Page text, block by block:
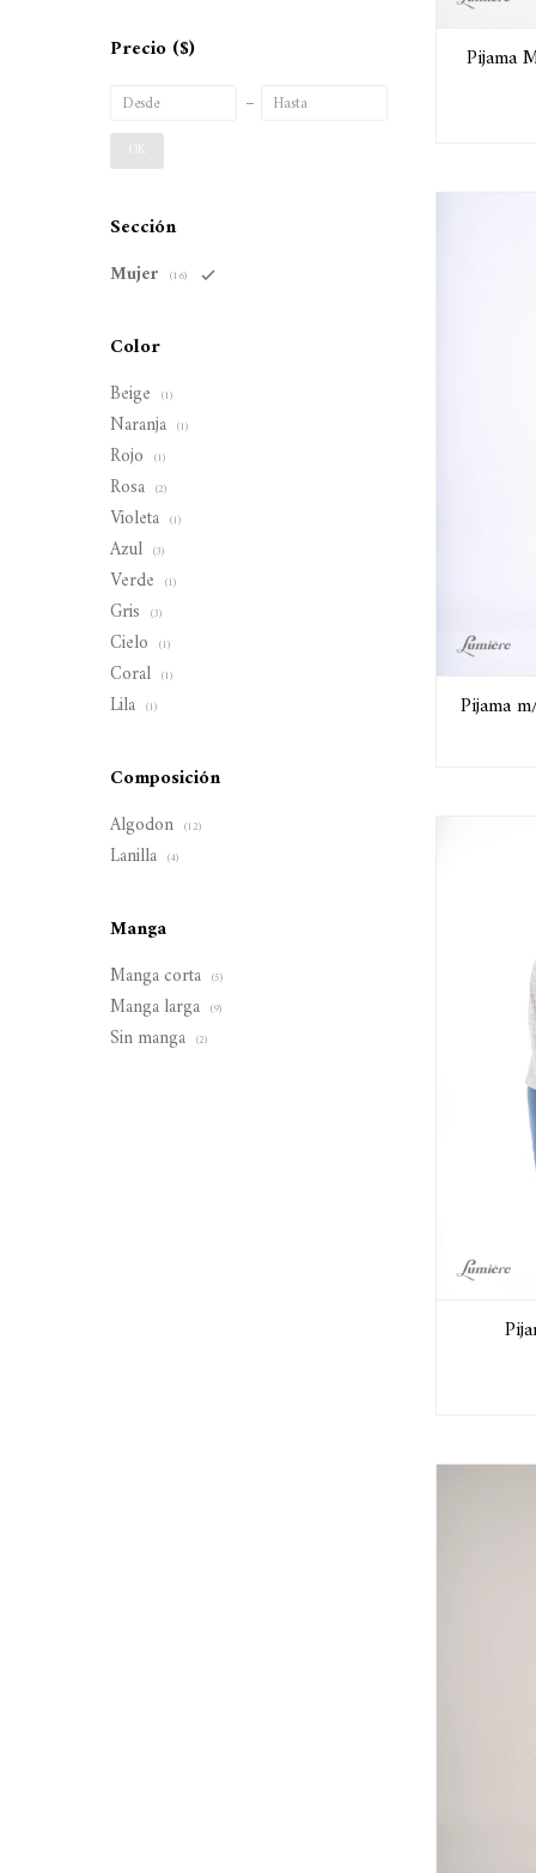
Pijama
Pijama
Precio ($)
OK
Sección
Mujer (16)
Color
Beige (1)
Naranja (1)
Rojo (1)
Rosa (2)
Violeta (1)
Azul (3)
Verde (1)
Gris (3)
Cielo (1)
Coral (1)
Lila (1)
Composición
Algodon (12)
Lanilla (4)
Manga
Manga corta (5)
Manga larga (9)
Sin manga (2)